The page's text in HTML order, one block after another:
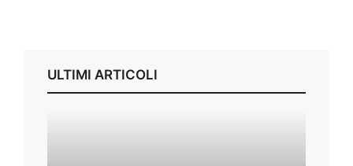
ULTIMI ARTICOLI